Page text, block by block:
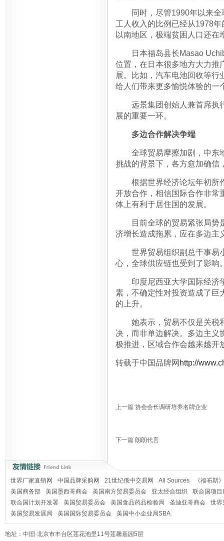
同时，尽管1990年以来全
工人收入的比例已经从1978
以南地区，极端贫困人口还在
日本福岛县长Masao
位置，在日本很多地方大力推
展。比如，汽车电池回收等
给人们带来更多愉悦体验的一
远景集团创始人兼首席执行
展的重要一环。
多边合作解决争端
全球贸易摩擦加剧，中东
挑战的背景下，各方愈加确信
根据世界经济论坛年初所作
开放合作，相信国际合作非常
体上有利于居住国的发展。
目前全球的贸易紧张局势是
济增长造成拖累，应在多边主
世界贸易组织副总干事易小
心，全球供应链也受到了影响
印度尼西亚大学国际经济学
素，不确定性对投资造成了巨
的上升。
她表示，贸易不仅是关税和
决，而非单边解决。多边主义
极推进，区域合作会越来越开
转载于中国品牌网 http://
上一篇 协会会长调研培养名牌企业
下一篇 朗朗代言
世界厂家直销网 中国品牌采购网 21世纪俄中交易网 All Sources
《福布斯
美国商务部
美国墨西哥商会 美国南方贸易委员会 亚太经合组织
联合国项目
联合国计划开发署
美国贸易委员会 美国食品药品检验局 圣迪亚哥商会
世界
美国贸易发展局
美国国际贸易委员会 美国中小企业局SBA
地址：中国·北京市丰台区莲花池里11号莲馨嘉园5层